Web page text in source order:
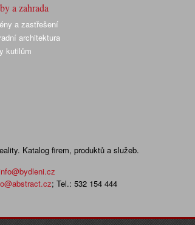
a zahrada
a zastřešení
architektura
kutilům
Katalog firem, produktů a služeb.
; Tel.: 532 154 444